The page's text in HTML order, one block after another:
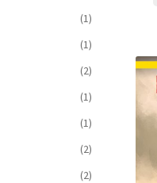
(1)
(1)
(2)
(1)
(1)
(2)
(2)